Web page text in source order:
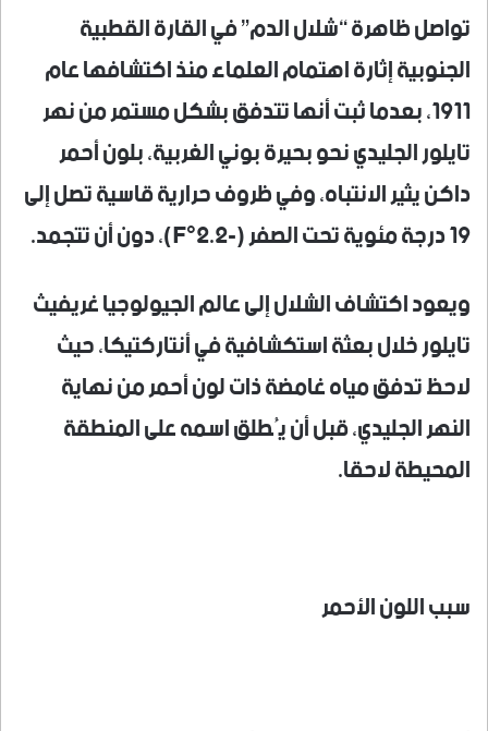
تواصل ظاهرة “شلال الدم” في القارة القطبية
الجنوبية إثارة اهتمام العلماء منذ اكتشافها عام
1911، بعدما ثبت أنها تتدفق بشكل مستمر من نهر
تايلور الجليدي نحو بحيرة بوني الغربية، بلون أحمر
داكن يثير الانتباه، وفي ظروف حرارية قاسية تصل إلى
19 درجة مئوية تحت الصفر (-2.2°F)، دون أن تتجمد.
ويعود اكتشاف الشلال إلى عالم الجيولوجيا غريفيث
تايلور خلال بعثة استكشافية في أنتاركتيكا، حيث
لاحظ تدفق مياه غامضة ذات لون أحمر من نهاية
النهر الجليدي، قبل أن يُطلق اسمه على المنطقة
المحيطة لاحقا.
سبب اللون الأحمر